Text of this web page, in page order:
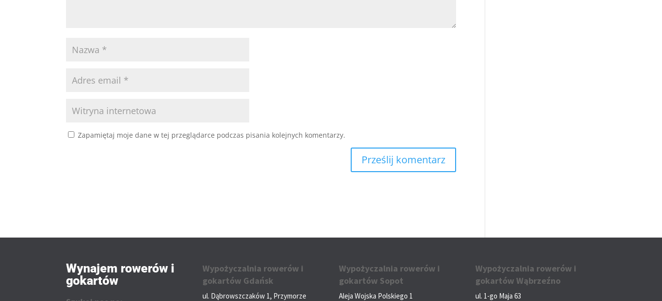
Zapamiętaj moje dane w tej przeglądarce podczas pisania kolejnych komentarzy.
Wynajem rowerów i
gokartów
Wypożyczalnia rowerów i
gokartów Gdańsk
ul. Dąbrowszczaków 1, Przymorze
Wypożyczalnia rowerów i
gokartów Sopot
Aleja Wojska Polskiego 1
Wypożyczalnia rowerów i
gokartów Wąbrzeźno
ul. 1-go Maja 63